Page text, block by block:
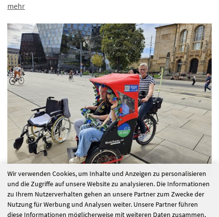
mehr
Welt-Alzheimertag
Seit 1994 finden am 21. September in aller Welt vielfältige
Aktivitäten statt,…
Wir verwenden Cookies, um Inhalte und Anzeigen zu personalisieren
und die Zugriffe auf unsere Website zu analysieren. Die Informationen
zu Ihrem Nutzerverhalten gehen an unsere Partner zum Zwecke der
Nutzung für Werbung und Analysen weiter. Unsere Partner führen
diese Informationen möglicherweise mit weiteren Daten zusammen,